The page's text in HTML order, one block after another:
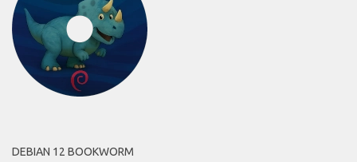
DEBIAN 12 BOOKWORM